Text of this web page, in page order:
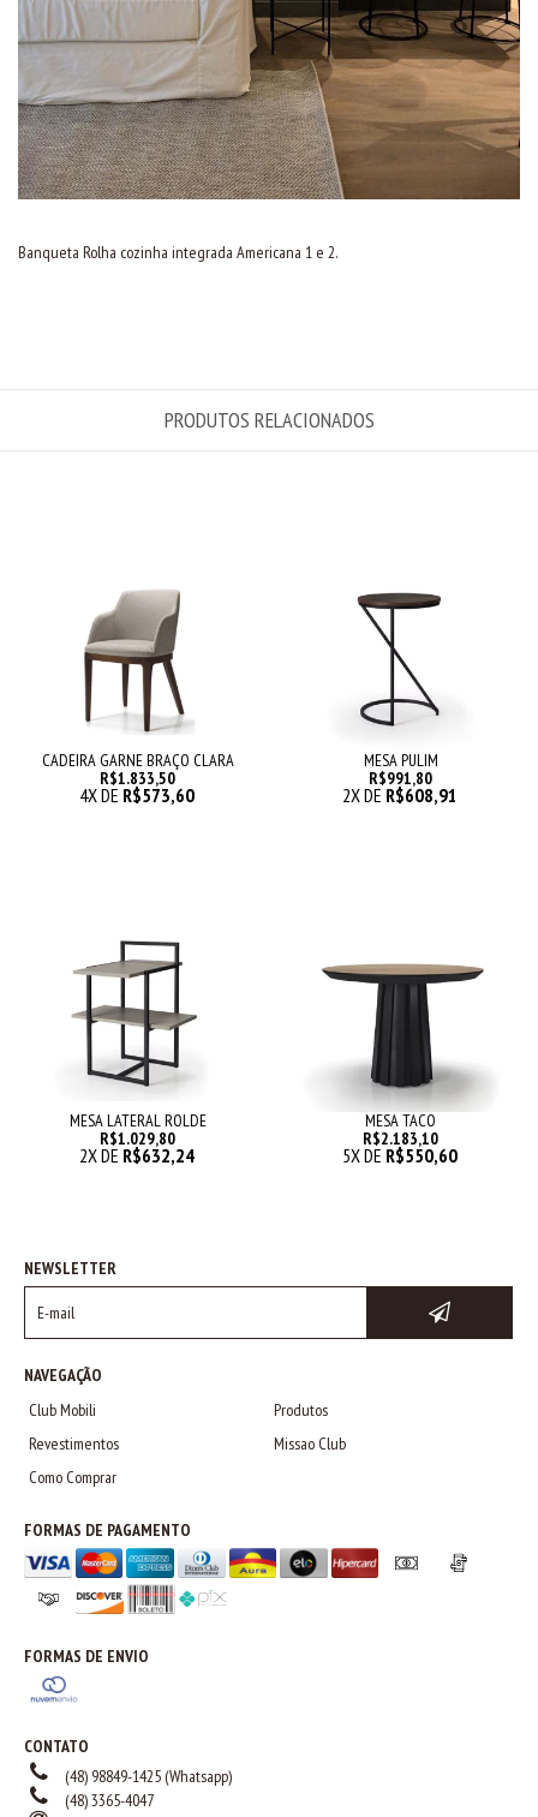
Banqueta Rolha cozinha integrada Americana 1 e 2.
PRODUTOS RELACIONADOS
CADEIRA GARNE BRAÇO CLARA
R$1.833,50
4X DE R$573,60
MESA PULIM
R$991,80
2X DE R$608,91
MESA LATERAL ROLDE
R$1.029,80
2X DE R$632,24
MESA TACO
R$2.183,10
5X DE R$550,60
NEWSLETTER
NAVEGAÇÃO
Club Mobili
Produtos
Revestimentos
Missao Club
Como Comprar
FORMAS DE PAGAMENTO
FORMAS DE ENVIO
CONTATO
(48) 98849-1425 (Whatsapp)
(48) 3365-4047